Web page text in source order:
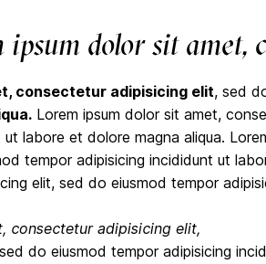
dolor sit amet,
consectetur adipisicing elit, sed
Lorem ipsum dolor sit amet,
labore et dolore magna aliqua.
tempor adipisicing incididunt ut
elit, sed do eiusmod tempor
consectetur adipisicing elit,
do eiusmod tempor adipisicing